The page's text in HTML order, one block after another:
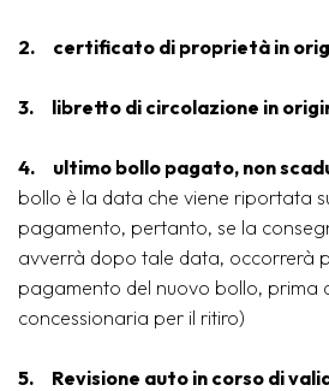
2. certificato di proprietà in
3. libretto di circolazione in
4. ultimo bollo pagato, non
bollo è la data che viene riportata
pagamento, pertanto, se la
avverrà dopo tale data, occorrerà
pagamento del nuovo bollo, prima
concessionaria per il ritiro)
5. Revisione auto in corso di